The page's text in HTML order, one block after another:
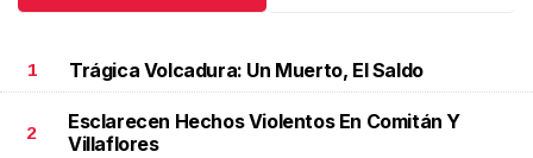
1 Trágica Volcadura: Un Muerto, El Saldo
2
Esclarecen Hechos Violentos En Comitán Y
Villaflores